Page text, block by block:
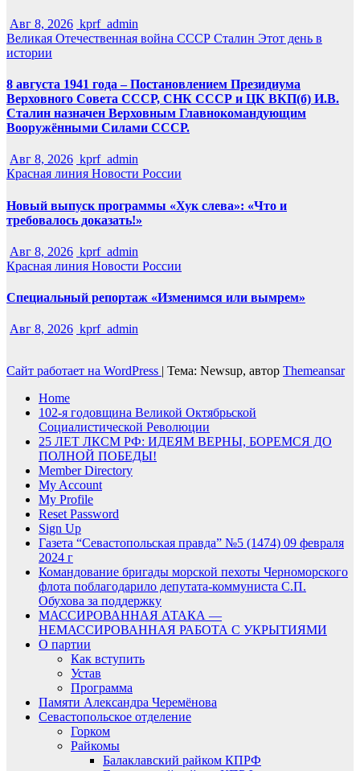
Авг 8, 2026 kprf_admin
Великая Отечественная война СССР Сталин Этот день в
истории
8 августа 1941 года – Постановлением Президиума
Верховного Совета СССР, СНК СССР и ЦК ВКП(б) И.В.
Сталин назначен Верховным Главнокомандующим
Вооружёнными Силами СССР.
Авг 8, 2026 kprf_admin
Красная линия Новости России
Новый выпуск программы «Хук слева»: «Что и
требовалось доказать!»
Авг 8, 2026 kprf_admin
Красная линия Новости России
Специальный репортаж «Изменимся или вымрем»
Авг 8, 2026 kprf_admin
Сайт работает на WordPress | Тема: Newsup, автор Themeansar
Home
102-я годовщина Великой Октябрьской
Социалистической Революции
25 ЛЕТ ЛКСМ РФ: ИДЕЯМ ВЕРНЫ, БОРЕМСЯ ДО
ПОЛНОЙ ПОБЕДЫ!
Member Directory
My Account
My Profile
Reset Password
Sign Up
Газета “Севастопольская правда” №5 (1474) 09 февраля
2024 г
Командование бригады морской пехоты Черноморского
флота поблагодарило депутата-коммуниста С.П.
Обухова за поддержку
МАССИРОВАННАЯ АТАКА —
НЕМАССИРОВАННАЯ РАБОТА С УКРЫТИЯМИ
О партии
Как вступить
Устав
Программа
Памяти Александра Черемёнова
Севастопольское отделение
Горком
Райкомы
Балаклавский райком КПРФ